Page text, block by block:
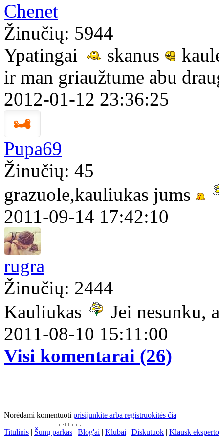
Chenet
Žinučių: 5944
Ypatingai
skanus
ir man griaužtume abu
2012-01-12 23:36:25
Pupa69
Žinučių: 45
grazuole,kauliukas jums
2011-09-14 17:42:10
rugra
Žinučių: 2444
Kauliukas
Jei nesunku,
2011-08-10 15:11:00
Visi komentarai (26)
Norėdami komentuoti prisijunkite arba registruokitės čia
Titulinis | Šunų parkas | Blog'ai | Klubai | Diskutuok | Klausk eksperto